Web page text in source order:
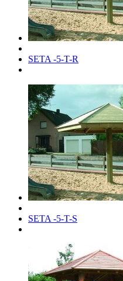
SETA -5-T-R
SETA -5-T-S